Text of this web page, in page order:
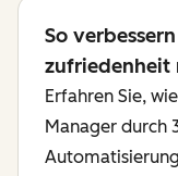
So
zufriedenheit
Erfahren Sie,
Manager durch